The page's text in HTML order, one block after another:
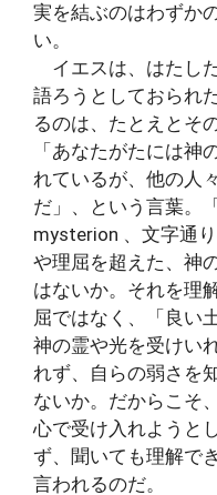
実を結ぶのはわずか
い。
イエスは、はたし
語ろうとしておられ
るのは、たとえとそ
「あなたがたには神
れているが、他の人
だ」、という言葉。
mysterion 、文字通
や理屈を超えた、神
はないか。それを理
屈ではなく、「良い
神の霊や光を受けい
れず、自らの弱さを
ないか。だからこそ
心で受け入れようと
ず、聞いても理解で
言われるのだ。